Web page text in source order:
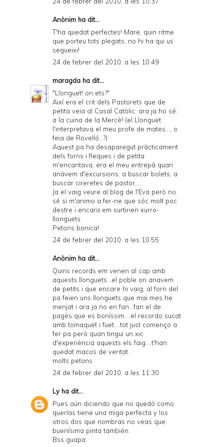
Anònim ha dit...
T'ha quedat perfectes! Mare, quin ritme
que porteu tots plegats, no hi ha qui us
segueixi!
24 de febrer del 2010, a les 10:49
maragda ha dit...
"Llonguet! on ets?"
Així era el crit dels Pastorets que de
petita veia al Casal Catòlic, ara ja ho sé:
a la cuina de la Mercè! (el Llonguet
l'interpretava el meu profe de mates..., o
feia de Rovelló...?)
Aquest pa ha desaparegut pràcticament
dels forns i fleques i de petita
m'encantava, era el meu entrepà quan
anàvem d'excursions, a buscar bolets, a
buscar cireretes de pastor,...
Ja el vaig veure al blog de l'Eva però no
sé si m'animo a fer-ne que sóc molt poc
destre i encara em surtirien xurro-
llonguets.
Petons bonica!
24 de febrer del 2010, a les 10:55
Anònim ha dit...
Quins records em venen al cap amb
aquests llonguets...el poble on anavem
de petits i que encare hi vaig, al forn del
pa feien uns llonguets que mai mes he
menjat i ara ja no en fan...fan el de
pagès que es boníssim....el recordo sucat
amb tomaquet i fuet....tot just començo a
fer pa però quan tingui un xic
d'experiència aquests els faig....t'han
quedat macos de veritat.
molts petons
24 de febrer del 2010, a les 11:30
Lyha dit...
Pues aún diciendo que no quedó como
querías tiene una miga perfecta y los
otros dos que nombras no veas que
buenísima pinta también.
Bss guapa